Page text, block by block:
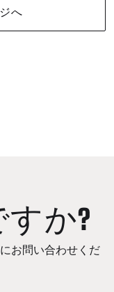
へ
か?
お問い合わせくだ